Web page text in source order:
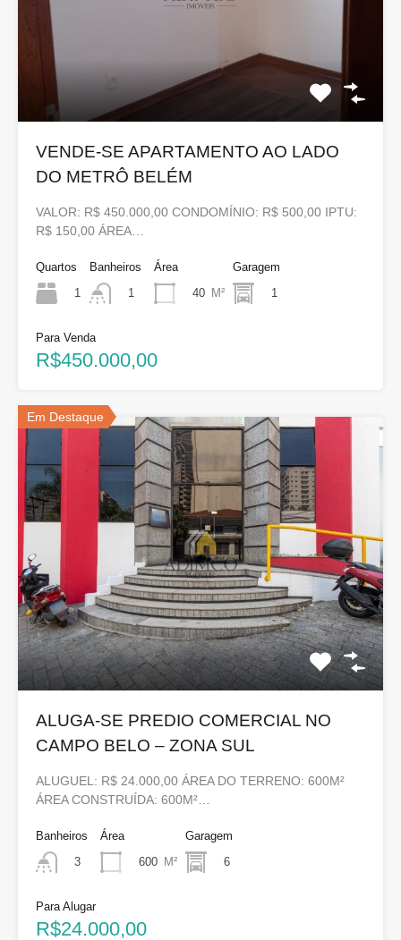
VENDE-SE APARTAMENTO AO LADO
DO METRÔ BELÉM
VALOR: R$ 450.000,00 CONDOMÍNIO: R$ 500,00 IPTU:
R$ 150,00 ÁREA…
Quartos
1
Banheiros
1
Área
40 M²
Garagem
1
Para Venda
R$450.000,00
Em Destaque
ALUGA-SE PREDIO COMERCIAL NO
CAMPO BELO – ZONA SUL
ALUGUEL: R$ 24.000,00 ÁREA DO TERRENO: 600M²
ÁREA CONSTRUÍDA: 600M²…
Banheiros
3
Área
600 M²
Garagem
6
Para Alugar
R$24.000,00